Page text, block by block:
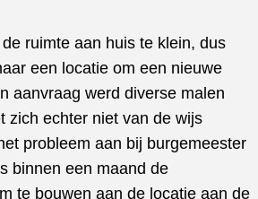
de ruimte aan huis te klein, dus
een locatie om een nieuwe
aanvraag werd diverse malen
zich echter niet van de wijs
probleem aan bij burgemeester
binnen een maand de
te bouwen aan de locatie aan de